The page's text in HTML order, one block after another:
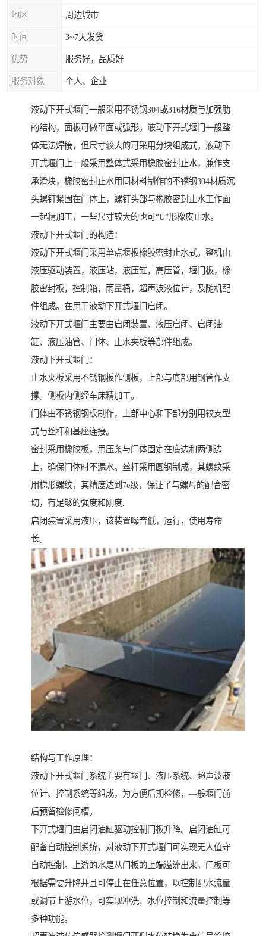
地区 周边城市
时间 3~7天发货
优势 服务好，品质好
服务对象 个人、企业
液动下开式堰门一般采用不锈钢304或316材质与加强肋
的结构，面板可做平面或弧形。液动下开式堰门一般整
体无法焊接，但尺寸较大的可采用分块组成式。液动下
开式堰门上一般采用整体式采用橡胶密封止水，兼作支
承滑块，橡胶密封止水用同材料制作的不锈钢304材质沉
头螺钉紧固在门体上，螺钉头部与橡胶密封止水工作面
一起精加工，一些尺寸较大的也可“U”形橡皮止水。
液动下开式堰门的构造：
液动下开式堰门采用单点堰板橡胶密封止水式。整机由
液压驱动装置，液压站，液压缸，高压管，堰门板，橡
胶密封板，控制箱，雨量桶，超声波液位计，及随机配
件组成。在用于液动下开式堰门启闭。
液动下开式堰门主要由启闭装置、液压启闭、启闭油
缸、液压油管、门体、止水夹板等部件组成。
液动下开式堰门：
止水夹板采用不锈钢板作侧板，上部与底部用钢管作支
撑。侧板内侧经车床精加工。
门体由不锈钢钢板制作，上部中心和下部分别用铰支型
式与丝杆和基座连接。
密封采用橡胶板，用压条与门体固定在底边和两侧边
上，确保门体时不漏水。丝杆采用圆钢制成，其螺纹采
用梯形螺纹，其精度达到7e级，保证了与螺母的配合密
切，有足够的强度和刚度.
启闭装置采用液压，该装置噪音低，运行，使用寿命
长。
结构与工作原理：
液动下开式堰门系统主要有堰门、液压系统、超声波液
位计、控制系统等组成，为方便后期检修，—般堰门前
后预留检修闸槽。
下开式堰门由启闭油缸驱动控制门板升降。启闭油缸可
配备自动控制系统，对液动下开式堰门可实现无人值守
自动控制。上游的水是从门板的上端溢流出来，门板可
根据需要升降并且可停止在任意位置，以控制配水流量
或调节上游水位，可实现冲洗、水位控制和流量控制等
多种功能。